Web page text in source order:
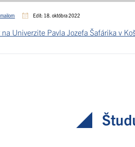
Edit: 18. októbra 2022
Univerzite Pavla Jozefa Šafárika v